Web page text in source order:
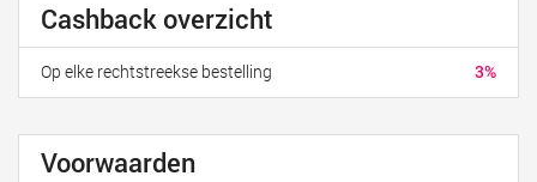
Cashback overzicht
3%
Op elke rechtstreekse bestelling
Voorwaarden